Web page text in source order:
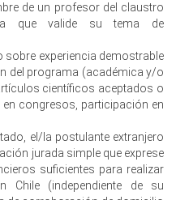
de un profesor del claustro
que valide su tema de
sobre experiencia demostrable
del programa (académica y/o
científicos aceptados o
congresos, participación en
el/la postulante extranjero
jurada simple que exprese
suficientes para realizar
Chile (independiente de su